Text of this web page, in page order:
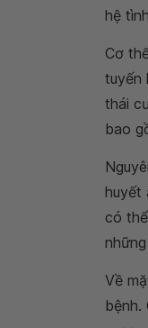
hệ
Cơ
tuyến
thái
bao
huyết
có
Về
bệnh.